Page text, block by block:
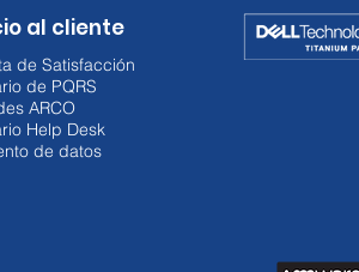
en ciberseguridad
16%
al cliente
de Satisfacción
de PQRS
ARCO
Help Desk
de datos